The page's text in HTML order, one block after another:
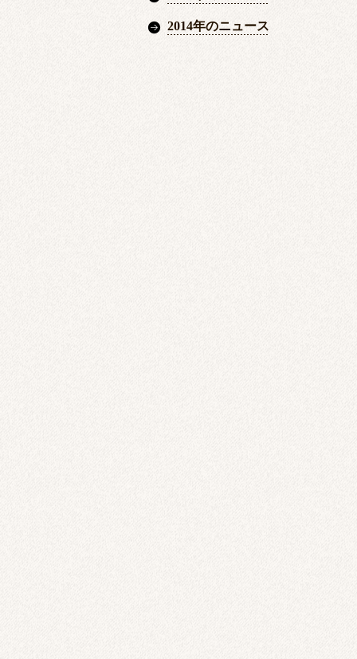
2014年のニュース